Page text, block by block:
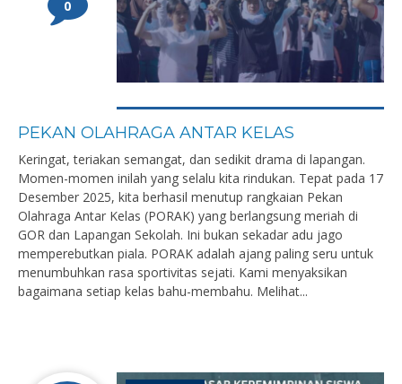
0
PEKAN OLAHRAGA ANTAR KELAS
Keringat, teriakan semangat, dan sedikit drama di lapangan.
Momen-momen inilah yang selalu kita rindukan. Tepat pada 17
Desember 2025, kita berhasil menutup rangkaian Pekan
Olahraga Antar Kelas (PORAK) yang berlangsung meriah di
GOR dan Lapangan Sekolah. Ini bukan sekadar adu jago
memperebutkan piala. PORAK adalah ajang paling seru untuk
menumbuhkan rasa sportivitas sejati. Kami menyaksikan
bagaimana setiap kelas bahu-membahu. Melihat...